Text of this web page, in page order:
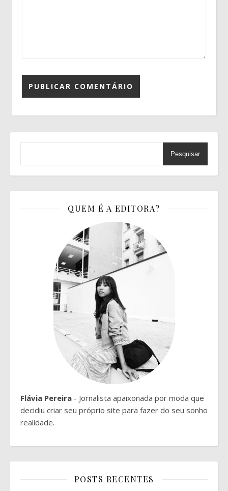
Pesquisar
QUEM É A EDITORA?
Flávia Pereira - Jornalista apaixonada por moda que
decidiu criar seu próprio site para fazer do seu sonho
realidade.
POSTS RECENTES